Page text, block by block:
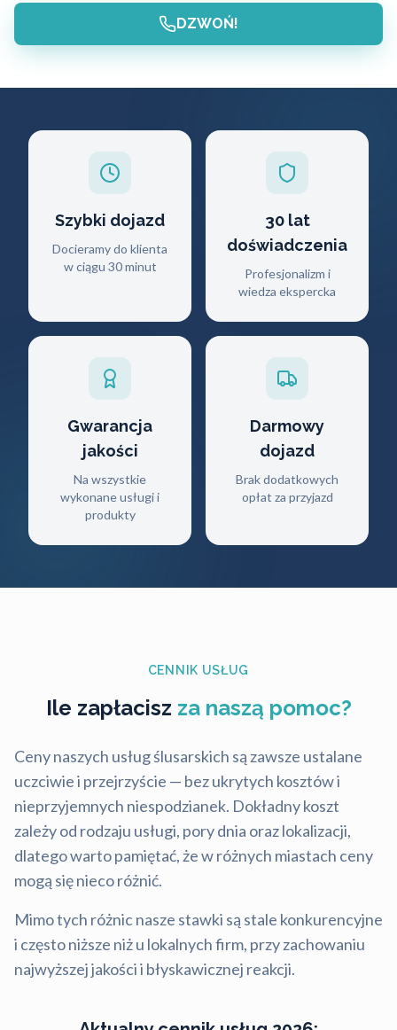
DZWOŃ!
Szybki dojazd
Docieramy do klienta
w ciągu 30 minut
30 lat
doświadczenia
Profesjonalizm i
wiedza ekspercka
Gwarancja
jakości
Na wszystkie
wykonane usługi i
produkty
Darmowy
dojazd
Brak dodatkowych
opłat za przyjazd
CENNIK USŁUG
Ile zapłacisz za naszą pomoc?
Ceny naszych usług ślusarskich są zawsze ustalane
uczciwie i przejrzyście — bez ukrytych kosztów i
nieprzyjemnych niespodzianek. Dokładny koszt
zależy od rodzaju usługi, pory dnia oraz lokalizacji,
dlatego warto pamiętać, że w różnych miastach ceny
mogą się nieco różnić.
Mimo tych różnic nasze stawki są stale konkurencyjne
i często niższe niż u lokalnych firm, przy zachowaniu
najwyższej jakości i błyskawicznej reakcji.